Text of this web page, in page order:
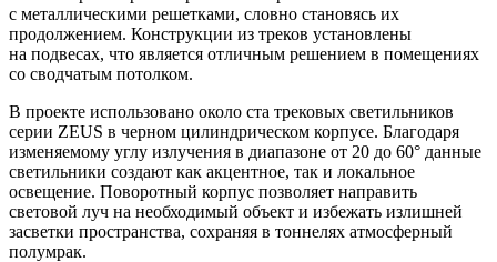
с металлическими решетками, словно становясь их
продолжением. Конструкции из треков установлены
на подвесах, что является отличным решением в помещениях
со сводчатым потолком.
В проекте использовано около ста трековых светильников
серии ZEUS в черном цилиндрическом корпусе. Благодаря
изменяемому углу излучения в диапазоне от 20 до 60° данные
светильники создают как акцентное, так и локальное
освещение. Поворотный корпус позволяет направить
световой луч на необходимый объект и избежать излишней
засветки пространства, сохраняя в тоннелях атмосферный
полумрак.